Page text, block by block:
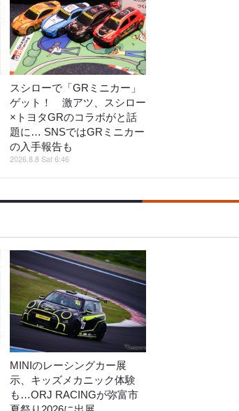
スシローで「GRミニカー」
ゲット！ 激アツ、スシロー
×トヨタGRのコラボがと話
題に… SNSではGRミニカー
の入手報告も
2026.8.8 Sat 6:46
MINIのレーシングカー展
示、キッズメカニック体験
も…ORJ RACINGが弥富市